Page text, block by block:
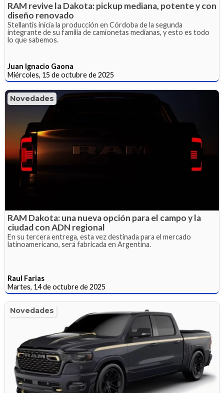
RAM revive la Dakota: pickup mediana, potente y con
diseño renovado
Stellantis inicia la producción en Córdoba de la segunda
integrante de su familia de camionetas medianas, y esto es todo
lo que sabemos.
Juan Ignacio Gaona
Miércoles, 15 de octubre de 2025
Novedades
RAM Dakota: una nueva opción para el campo y la
ciudad con ADN regional
En su tercera entrega, esta vez destinada para el mercado
latinoamericano, será fabricada en Argentina.
Raul Farias
Martes, 14 de octubre de 2025
Novedades